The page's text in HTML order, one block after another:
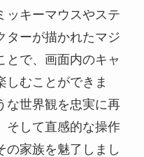
ッキーマウスやステ
ターが描かれたマジ
とで、画面内のキャ
しむことができま
な世界観を忠実に再
そして直感的な操作
の家族を魅了しまし